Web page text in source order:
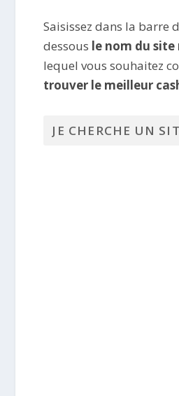
Saisissez dans la barre
dessous le nom du
lequel vous souhaitez
trouver le meilleur